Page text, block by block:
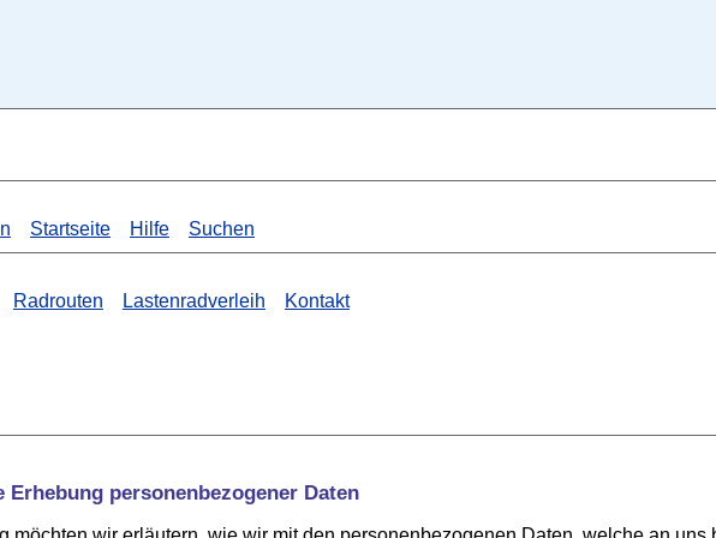
Startseite Hilfe Suchen
Radrouten Lastenradverleih Kontakt
personenbezogener Daten